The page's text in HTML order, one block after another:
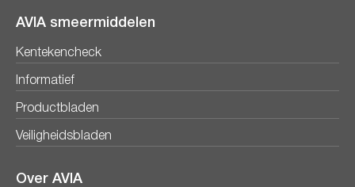
AVIA smeermiddelen
Kentekencheck
Informatief
Productbladen
Veiligheidsbladen
Over AVIA